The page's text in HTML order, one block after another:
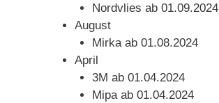
Nordvlies ab 01.09.2024
August
Mirka ab 01.08.2024
April
3M ab 01.04.2024
Mipa ab 01.04.2024